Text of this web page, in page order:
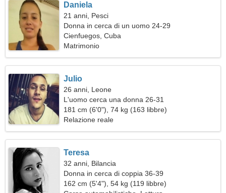
Daniela
21 anni, Pesci
Donna in cerca di un uomo 24-29
Cienfuegos, Cuba
Matrimonio
Julio
26 anni, Leone
L'uomo cerca una donna 26-31
181 cm (6'0"), 74 kg (163 libbre)
Relazione reale
Teresa
32 anni, Bilancia
Donna in cerca di coppia 36-39
162 cm (5'4"), 54 kg (119 libbre)